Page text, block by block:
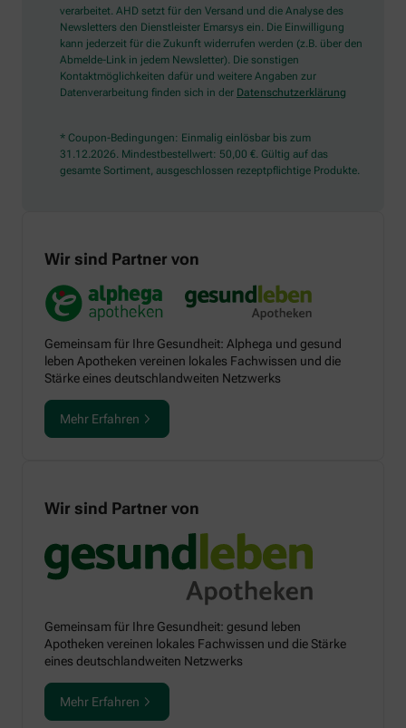
verarbeitet. AHD setzt für den Versand und die Analyse des
Newsletters den Dienstleister Emarsys ein. Die Einwilligung
kann jederzeit für die Zukunft widerrufen werden (z.B. über den
Abmelde-Link in jedem Newsletter). Die sonstigen
Kontaktmöglichkeiten dafür und weitere Angaben zur
Datenverarbeitung finden sich in der Datenschutzerklärung
* Coupon-Bedingungen: Einmalig einlösbar bis zum
31.12.2026. Mindestbestellwert: 50,00 €. Gültig auf das
gesamte Sortiment, ausgeschlossen rezeptpflichtige Produkte.
Wir sind Partner von
Gemeinsam für Ihre Gesundheit: Alphega und gesund
leben Apotheken vereinen lokales Fachwissen und die
Stärke eines deutschlandweiten Netzwerks
Mehr Erfahren
Wir sind Partner von
Gemeinsam für Ihre Gesundheit: gesund leben
Apotheken vereinen lokales Fachwissen und die Stärke
eines deutschlandweiten Netzwerks
Mehr Erfahren